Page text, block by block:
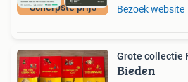
Scherpste prijs Bezoek website
Grote collectie
Bieden